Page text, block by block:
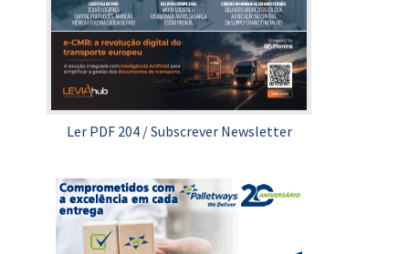
Ler PDF 204/Subscrever Newsletter